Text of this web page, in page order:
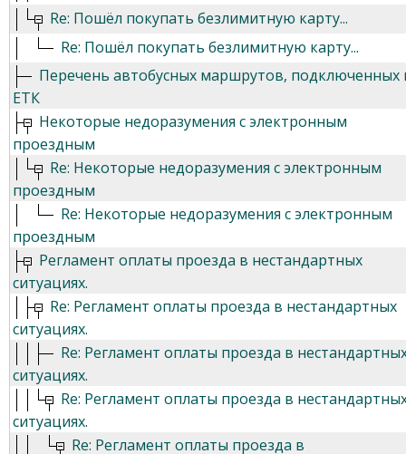
Re: Пошёл покупать безлимитную карту...
Re: Пошёл покупать безлимитную карту...
Перечень автобусных маршрутов, подключенных
ЕТК
Некоторые недоразумения с электронным
проездным
Re: Некоторые недоразумения с электронным
проездным
Re: Некоторые недоразумения с электронным
проездным
Регламент оплаты проезда в нестандартных
ситуациях.
Re: Регламент оплаты проезда в нестандартных
ситуациях.
Re: Регламент оплаты проезда в
ситуациях.
Re: Регламент оплаты проезда в
ситуациях.
Re: Регламент оплаты проезда в